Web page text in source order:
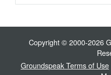
Copyright © 2000-2026
Groundspeak Terms of Use